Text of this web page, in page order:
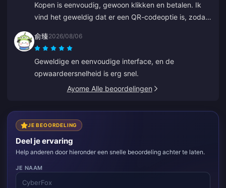
Kopen is eenvoudig, gewoon klikken en betalen. Ik
vind het geweldig dat er een QR-codeoptie is, zodat
俞臻2026/08/06
Geweldige en eenvoudige interface, en de
opwaardeersnelheid is erg snel.
Ayome Alle beoordelingen
JE BEOORDELING
Deel je ervaring
Help anderen door hieronder een snelle beoordeling achter te laten.
JE NAAM